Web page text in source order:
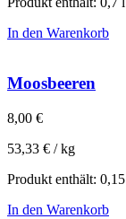
In den Warenkorb
Moosbeeren
8,00 €
53,33 € /kg
Produkt enthält: 0,15
In den Warenkorb